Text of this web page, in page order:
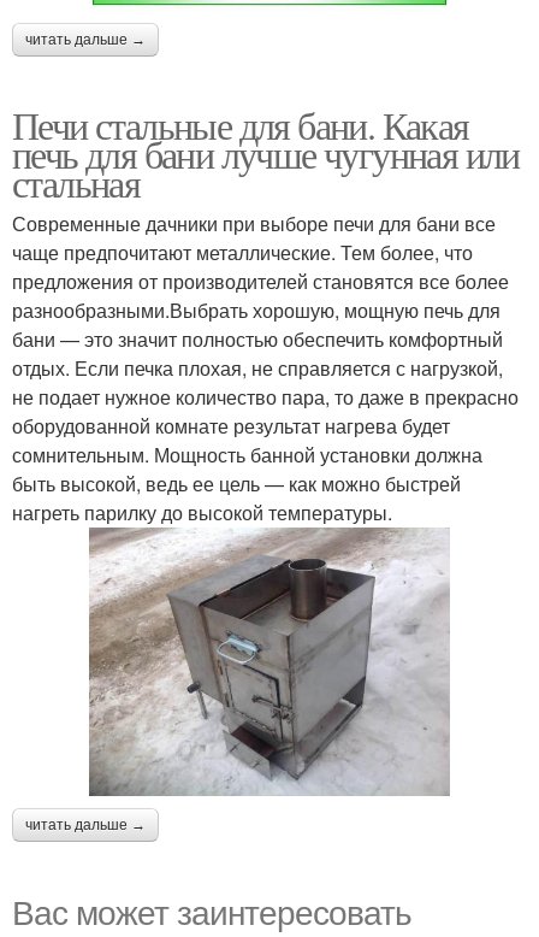
читать дальше →
Печи стальные для бани. Какая
печь для бани лучше чугунная или
стальная
Современные дачники при выборе печи для бани все
чаще предпочитают металлические. Тем более, что
предложения от производителей становятся все более
разнообразными.Выбрать хорошую, мощную печь для
бани — это значит полностью обеспечить комфортный
отдых. Если печка плохая, не справляется с нагрузкой,
не подает нужное количество пара, то даже в прекрасно
оборудованной комнате результат нагрева будет
сомнительным. Мощность банной установки должна
быть высокой, ведь ее цель — как можно быстрей
нагреть парилку до высокой температуры.
читать дальше →
Вас может заинтересовать